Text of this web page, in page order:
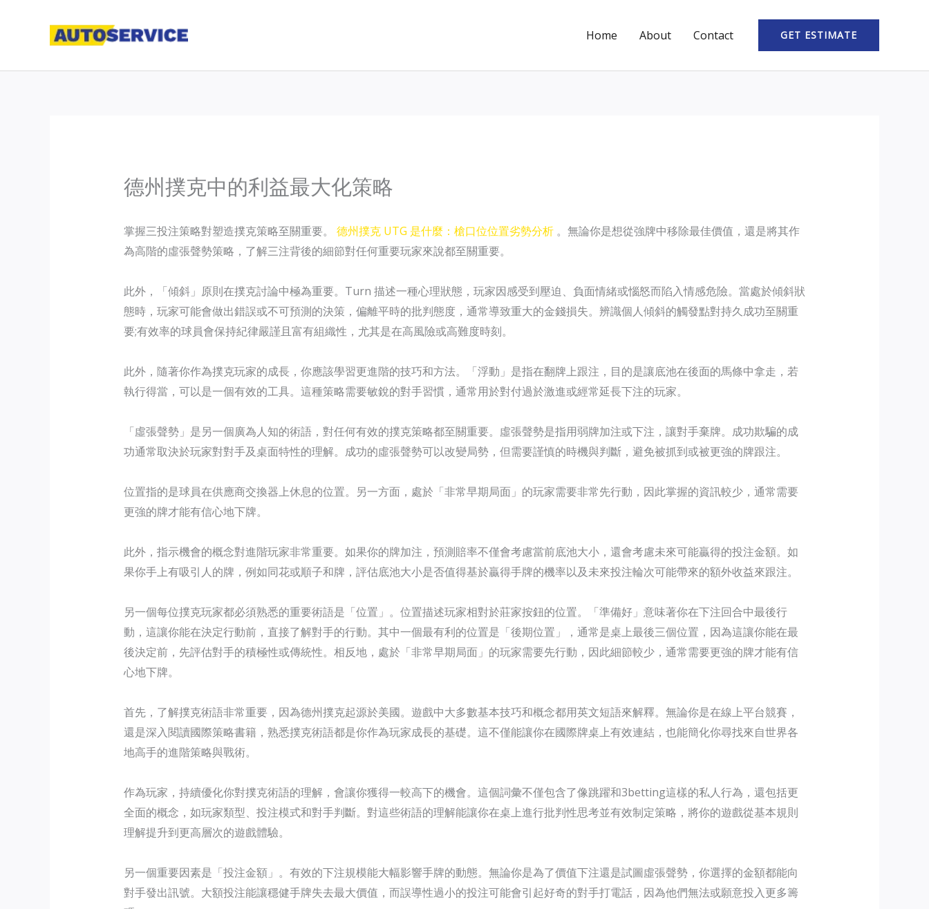
Home About Contact GET ESTIMATE
德州撲克中的利益最大化策略
掌握三投注策略對塑造撲克策略至關重要。 德州撲克 UTG 是什麼：槍口位位置劣勢分析。無論你是想從強牌中移除最佳價值，還是將其作
為高階的虛張聲勢策略，了解三注背後的細節對任何重要玩家來說都至關重要。
此外，「傾斜」原則在撲克討論中極為重要。Turn 描述一種心理狀態，玩家因感受到壓迫、負面情緒或惱怒而陷入情感危險。當處於傾斜狀
態時，玩家可能會做出錯誤或不可預測的決策，偏離平時的批判態度，通常導致重大的金錢損失。辨識個人傾斜的觸發點對持久成功至關重
要;有效率的球員會保持紀律嚴謹且富有組織性，尤其是在高風險或高難度時刻。
此外，隨著你作為撲克玩家的成長，你應該學習更進階的技巧和方法。「浮動」是指在翻牌上跟注，目的是讓底池在後面的馬條中拿走，若
執行得當，可以是一個有效的工具。這種策略需要敏銳的對手習慣，通常用於對付過於激進或經常延長下注的玩家。
「虛張聲勢」是另一個廣為人知的術語，對任何有效的撲克策略都至關重要。虛張聲勢是指用弱牌加注或下注，讓對手棄牌。成功欺騙的成
功通常取決於玩家對對手及桌面特性的理解。成功的虛張聲勢可以改變局勢，但需要謹慎的時機與判斷，避免被抓到或被更強的牌跟注。
位置指的是球員在供應商交換器上休息的位置。另一方面，處於「非常早期局面」的玩家需要非常先行動，因此掌握的資訊較少，通常需要
更強的牌才能有信心地下牌。
此外，指示機會的概念對進階玩家非常重要。如果你的牌加注，預測賠率不僅會考慮當前底池大小，還會考慮未來可能贏得的投注金額。如
果你手上有吸引人的牌，例如同花或順子和牌，評估底池大小是否值得基於贏得手牌的機率以及未來投注輪次可能帶來的額外收益來跟注。
另一個每位撲克玩家都必須熟悉的重要術語是「位置」。位置描述玩家相對於莊家按鈕的位置。「準備好」意味著你在下注回合中最後行
動，這讓你能在決定行動前，直接了解對手的行動。其中一個最有利的位置是「後期位置」，通常是桌上最後三個位置，因為這讓你能在最
後決定前，先評估對手的積極性或傳統性。相反地，處於「非常早期局面」的玩家需要先行動，因此細節較少，通常需要更強的牌才能有信
心地下牌。
首先，了解撲克術語非常重要，因為德州撲克起源於美國。遊戲中大多數基本技巧和概念都用英文短語來解釋。無論你是在線上平台競賽，
還是深入閱讀國際策略書籍，熟悉撲克術語都是你作為玩家成長的基礎。這不僅能讓你在國際牌桌上有效連結，也能簡化你尋找來自世界各
地高手的進階策略與戰術。
作為玩家，持續優化你對撲克術語的理解，會讓你獲得一較高下的機會。這個詞彙不僅包含了像跳躍和3betting這樣的私人行為，還包括更
全面的概念，如玩家類型、投注模式和對手判斷。對這些術語的理解能讓你在桌上進行批判性思考並有效制定策略，將你的遊戲從基本規則
理解提升到更高層次的遊戲體驗。
另一個重要因素是「投注金額」。有效的下注規模能大幅影響手牌的動態。無論你是為了價值下注還是試圖虛張聲勢，你選擇的金額都能向
對手發出訊號。大額投注能讓穩健手牌失去最大價值，而誤導性過小的投注可能會引起好奇的對手打電話，因為他們無法或願意投入更多籌